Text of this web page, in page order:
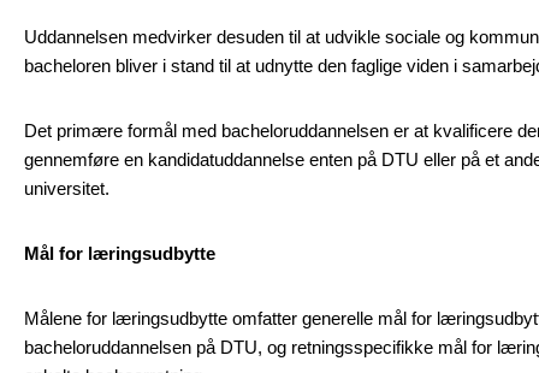
Uddannelsen medvirker desuden til at udvikle sociale og
bacheloren bliver i stand til at udnytte den faglige viden i
Det primære formål med bacheloruddannelsen er at kvalificere
gennemføre en kandidatuddannelse enten på DTU eller på et
universitet.
Mål for læringsudbytte
Målene for læringsudbytte omfatter generelle mål for
bacheloruddannelsen på DTU, og retningsspecifikke mål for